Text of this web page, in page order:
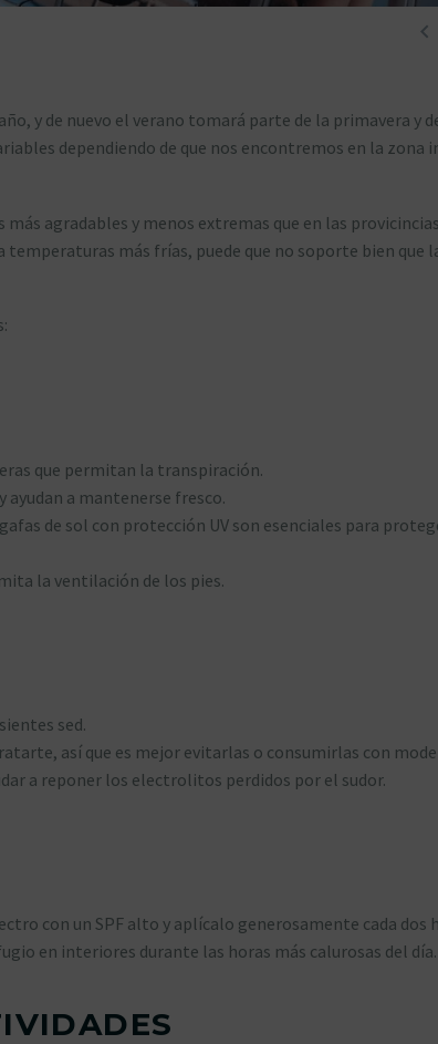

y de nuevo el verano tomará parte de la primavera y
dependiendo de que nos encontremos en la zona
agradables y menos extremas que en las
más frías, puede que no soporte bien que
que permitan la transpiración.
a mantenerse fresco.
de sol con protección UV son esenciales para
la ventilación de los pies.
sed.
así que es mejor evitarlas o consumirlas con
a reponer los electrolitos perdidos por el sudor.
con un SPF alto y aplícalo generosamente cada dos
en interiores durante las horas más calurosas del día.